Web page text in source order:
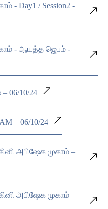
- Day1 / Session2 -
- ஆயத்த ஜெபம் -
06/10/24
– 06/10/24
அபிஷேக முகாம் –
அபிஷேக முகாம் –